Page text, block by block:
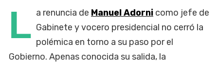
L a renuncia de Manuel Adorni como jefe de
Gabinete y vocero presidencial no cerró la
polémica en torno a su paso por el
Gobierno. Apenas conocida su salida, la